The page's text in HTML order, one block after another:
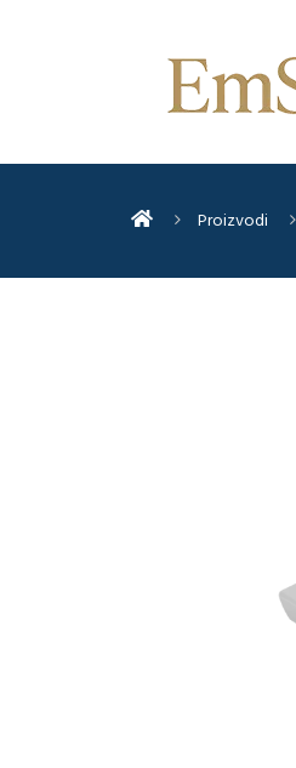
Proizvodi